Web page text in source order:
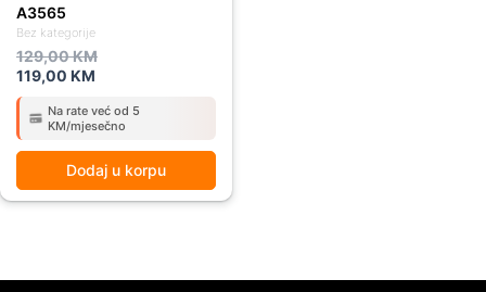
Bez kategorije
A3565
129,00KM
119,00 KM
Na rate već od 5
KM/mjesečno
Dodaj u korpu